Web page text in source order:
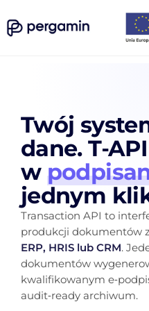
Twój
dane.
w
jednym
Transaction API to
produkcji dokumentów
ERP, HRIS lub CRM.
dokumentów
kwalifikowanym
audit‑ready archiwum.